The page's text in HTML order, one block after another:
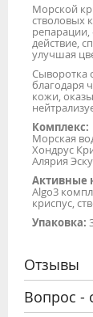
Морской
стволовых
репарации,
действие,
улучшая
Сыворотка
благодаря
кожи,
Комплекс:
Морская
Хондрус
Алярия
Активные
Algo3
криспус,
Упаковка:
Отзывы
Вопрос -